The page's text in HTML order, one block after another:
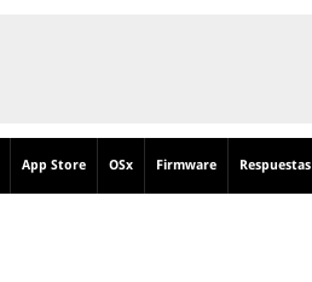
App Store OSx Firmware Respuestas